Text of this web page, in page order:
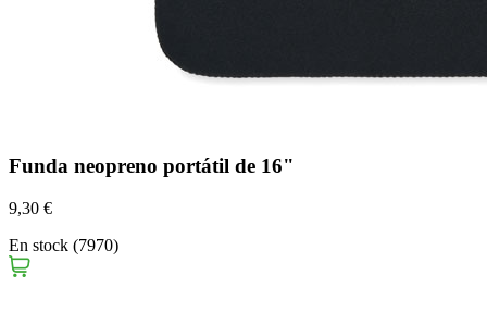
Funda neopreno portátil de 16"
9,30 €
En stock (7970)